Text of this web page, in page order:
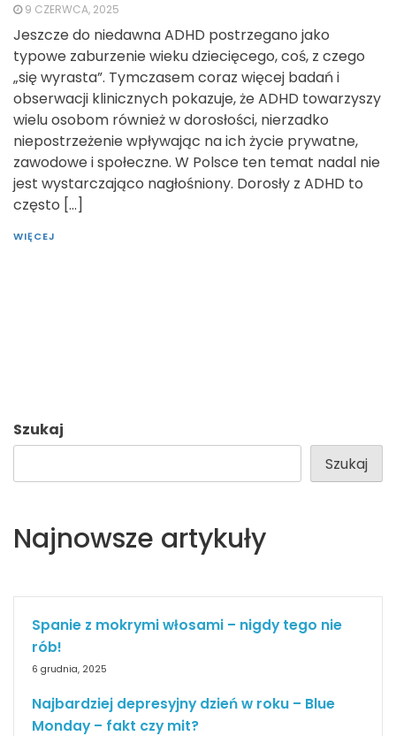
9 CZERWCA, 2025
Jeszcze do niedawna ADHD postrzegano jako
typowe zaburzenie wieku dziecięcego, coś, z czego
„się wyrasta”. Tymczasem coraz więcej badań i
obserwacji klinicznych pokazuje, że ADHD towarzyszy
wielu osobom również w dorosłości, nierzadko
niepostrzeżenie wpływając na ich życie prywatne,
zawodowe i społeczne. W Polsce ten temat nadal nie
jest wystarczająco nagłośniony. Dorosły z ADHD to
często […]
WIĘCEJ
Szukaj
Szukaj
Najnowsze artykuły
Spanie z mokrymi włosami – nigdy tego nie
rób!
6 grudnia, 2025
Najbardziej depresyjny dzień w roku – Blue
Monday – fakt czy mit?